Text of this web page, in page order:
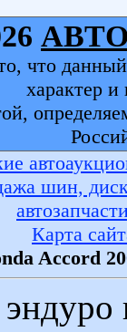
что
характер
шин,
Карта
Accord